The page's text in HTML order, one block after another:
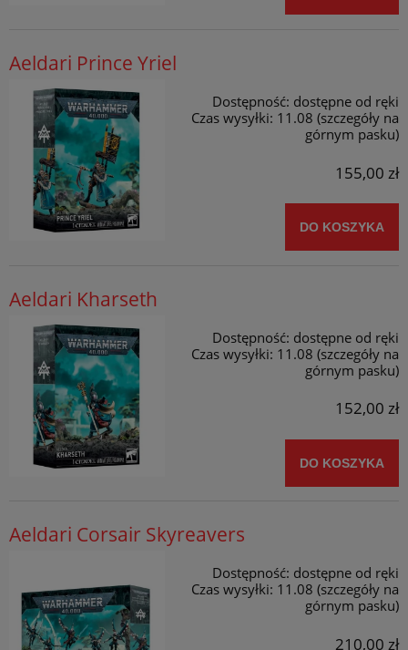
Aeldari Prince Yriel
Dostępność: dostępne od ręki
Czas wysyłki: 11.08 (szczegóły na
górnym pasku)
155,00 zł
DO KOSZYKA
Aeldari Kharseth
Dostępność: dostępne od ręki
Czas wysyłki: 11.08 (szczegóły na
górnym pasku)
152,00 zł
DO KOSZYKA
Aeldari Corsair Skyreavers
Dostępność: dostępne od ręki
Czas wysyłki: 11.08 (szczegóły na
górnym pasku)
210,00 zł